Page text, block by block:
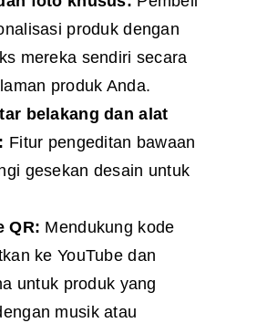
produk dengan
mereka sendiri secara
produk Anda.
belakang dan alat
Fitur pengeditan bawaan
gesekan desain untuk
QR: Mendukung kode
ke YouTube dan
untuk produk yang
musik atau